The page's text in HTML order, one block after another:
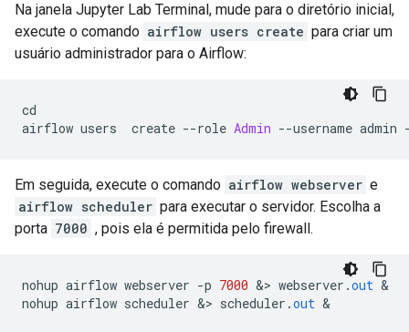
Na janela Jupyter Lab Terminal, mude para o diretório inicial,
execute o comando airflow users create para criar um
usuário administrador para o Airflow:
cd
airflow users  create --role Admin --username admin
Em seguida, execute o comando airflow webserver e
airflow scheduler para executar o servidor. Escolha a
porta 7000 , pois ela é permitida pelo firewall.
nohup airflow webserver -p 7000 &> webserver .out &
nohup airflow scheduler &> scheduler .out &